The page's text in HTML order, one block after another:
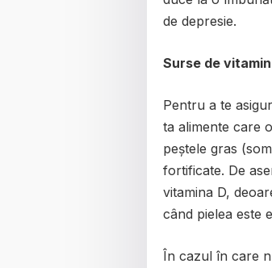
de depresie.
Surse de
Pentru a te
ta alimente care
peștele gras
fortificate. De
vitamina D,
când pielea este
În cazul în care